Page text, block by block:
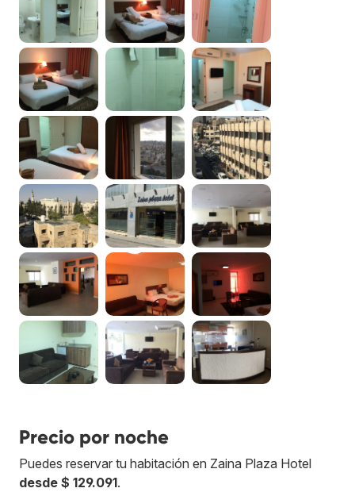
Precio por noche
Puedes reservar tu habitación en Zaina Plaza Hotel
desde $ 129.091.